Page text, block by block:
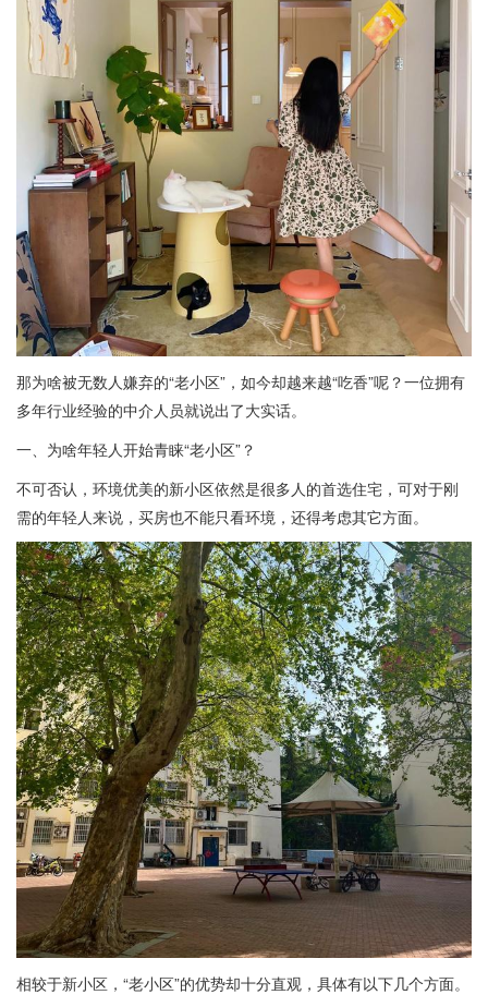
那为啥被无数人嫌弃的“老小区”，如今却越来越“吃香”呢？一位拥有
多年行业经验的中介人员就说出了大实话。
一、为啥年轻人开始青睐“老小区”？
不可否认，环境优美的新小区依然是很多人的首选住宅，可对于刚
需的年轻人来说，买房也不能只看环境，还得考虑其它方面。
相较于新小区，“老小区”的优势却十分直观，具体有以下几个方面。